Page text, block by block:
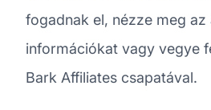
fogadnak el, nézze meg az
információkat vagy vegye
Bark Affiliates csapatával.